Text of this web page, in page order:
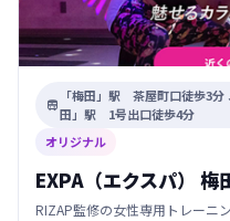

「梅田」駅 茶屋町口徒歩3
田」駅 1号出口徒歩4分
オリジナル
EXPA（エクスパ） 梅
RIZAP監修の女性専用トレーニ